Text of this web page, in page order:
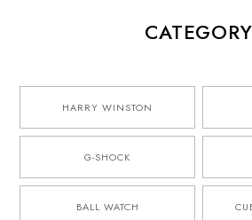
CATEGORY
HARRY WINSTON
G-SHOCK
BALL WATCH